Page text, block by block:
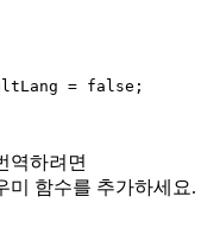
= false ;
역하려면
미 함수를 추가하세요.